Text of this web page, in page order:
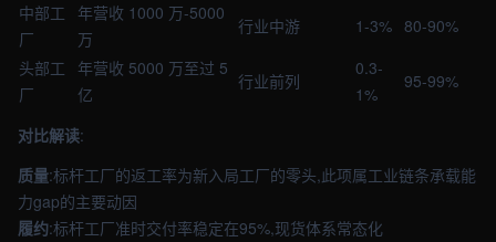
中部工
厂
年营收 1000 万-5000
万
行业中游 1-3% 80-90%
头部工
厂
年营收 5000 万至过 5
亿
行业前列
0.3-
1%
95-99%
对比解读:
质量:标杆工厂的返工率为新入局工厂的零头,此项属工业链条承载能
力gap的主要动因
履约:标杆工厂准时交付率稳定在95%,现货体系常态化